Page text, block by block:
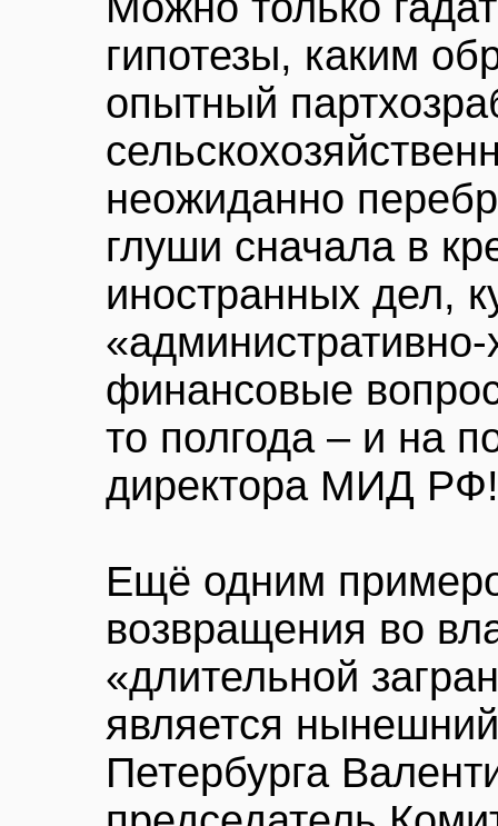
гипотезы, каким
опытный
неожиданно
глуши сначала в
иностранных дел,
финансовые
то полгода – и на
директора МИД РФ!
Ещё одним
возвращения во
«длительной
является
Петербурга